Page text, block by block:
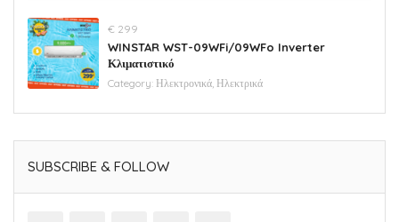
€ 299
WINSTAR WST-09WFi/09WFo Inverter
Κλιματιστικό
Category: Ηλεκτρονικά, Ηλεκτρικά
SUBSCRIBE & FOLLOW